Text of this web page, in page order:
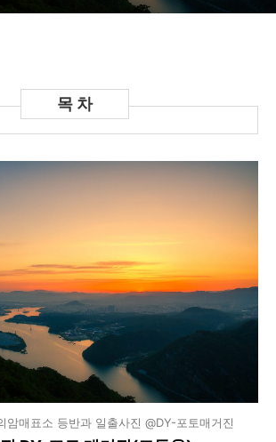
매표소 등반과 일출사진 @DY-포토매거진